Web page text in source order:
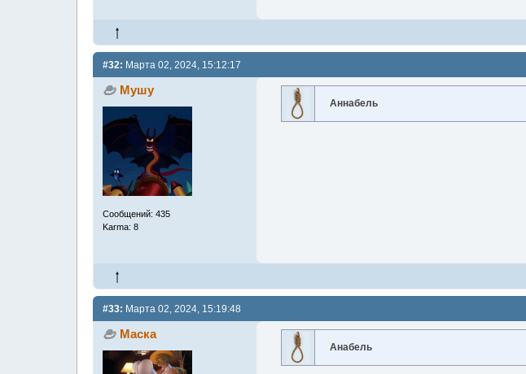
#32: Марта 02, 2024, 15:12:17
Мушу
Сообщений: 435
Karma: 8
Аннабель
#33: Марта 02, 2024, 15:19:48
Маска
Анабель